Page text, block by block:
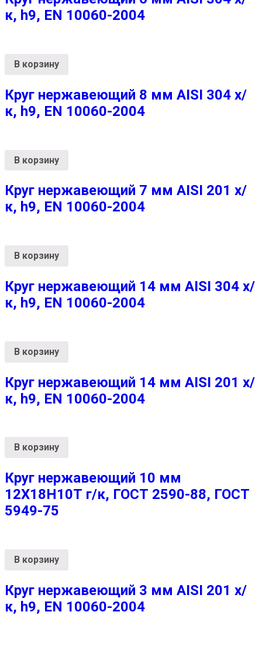
к, h9, EN 10060-2004
В корзину
Круг нержавеющий 8 мм AISI 304 х/
к, h9, EN 10060-2004
В корзину
Круг нержавеющий 7 мм AISI 201 х/
к, h9, EN 10060-2004
В корзину
Круг нержавеющий 14 мм AISI 304 х/
к, h9, EN 10060-2004
В корзину
Круг нержавеющий 14 мм AISI 201 х/
к, h9, EN 10060-2004
В корзину
Круг нержавеющий 10 мм
12Х18Н10Т г/к, ГОСТ 2590-88, ГОСТ
5949-75
В корзину
Круг нержавеющий 3 мм AISI 201 х/
к, h9, EN 10060-2004